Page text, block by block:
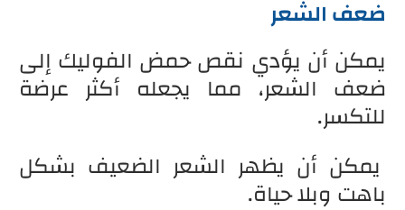
ضعف الشعر
يمكن أن يؤدي نقص حمض الفوليك إلى
ضعف الشعر، مما يجعله أكثر عرضة
للتكسر.
يمكن أن يظهر الشعر الضعيف بشكل
باهت وبلا حياة.